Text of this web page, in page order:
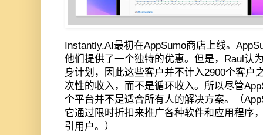
Instantly.AI 最初在AppSumo商店上线。
他们提供了一个独特的优惠。但是，
Raul 认
身计划，因此这些客户并不计入2900个客户
次性的收入，而不是循环收入。 所以尽管
个平台并不是适合所有人的解决方案。（
它通过限时折扣来推广各种软件和应用程序
引用户。 ）